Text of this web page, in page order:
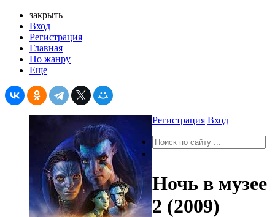
закрыть
Вход
Регистрация
Главная
По жанру
Еще
Регистрация Вход
Ночь в музее
2 (2009)